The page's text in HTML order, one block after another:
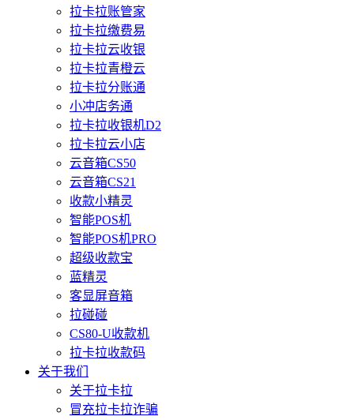
拉卡拉账管家
拉卡拉缴费易
拉卡拉云收银
拉卡拉青橙云
拉卡拉分账通
小冲店务通
拉卡拉收银机D2
拉卡拉云小店
云音箱CS50
云音箱CS21
收款小精灵
智能POS机
智能POS机PRO
超级收款宝
蓝精灵
客显屏音箱
拉碰碰
CS80-U收款机
拉卡拉收款码
关于我们
关于拉卡拉
冒充拉卡拉诈骗